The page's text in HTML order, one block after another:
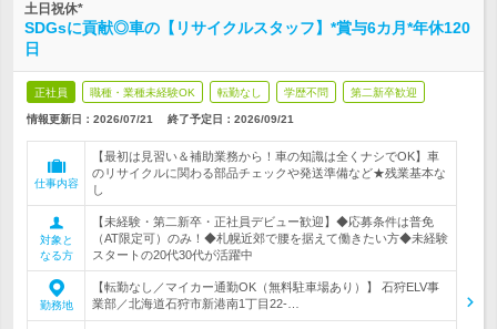
土日祝休*
SDGsに貢献◎車の【リサイクルスタッフ】*賞与6カ月*年休120
日
正社員 職種・業種未経験OK 転勤なし 学歴不問 第二新卒歓迎
情報更新日：2026/07/21 終了予定日： 2026/09/21
仕事内容
【最初は見習い＆補助業務から！車の知識は全くナシでOK】車
のリサイクルに関わる部品チェックや発送準備など★残業基本な
し
対象と
なる方
【未経験・第二新卒・正社員デビュー歓迎】◆応募条件は普免
（AT限定可）のみ！◆札幌近郊で腰を据えて働きたい方◆未経験
スタートの20代30代が活躍中
勤務地
【転勤なし／マイカー通勤OK（無料駐車場あり）】 石狩ELV事
業部／北海道石狩市新港南1丁目22-…